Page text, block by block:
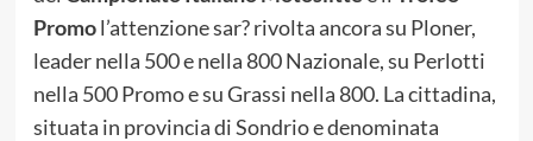
Promol’attenzione sar? rivolta ancora su Ploner,
leader nella 500 e nella 800 Nazionale, su Perlotti
nella 500 Promo e su Grassi nella 800. La cittadina,
situata in provincia di Sondrio e denominata